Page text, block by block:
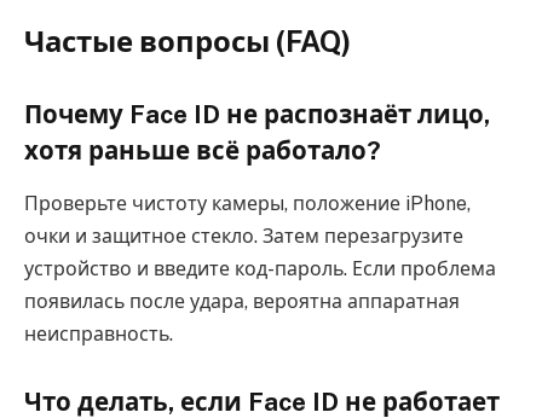
Частые вопросы (FAQ)
Почему Face ID не распознаёт лицо,
хотя раньше всё работало?
Проверьте чистоту камеры, положение iPhone,
очки и защитное стекло. Затем перезагрузите
устройство и введите код-пароль. Если проблема
появилась после удара, вероятна аппаратная
неисправность.
Что делать, если Face ID не работает